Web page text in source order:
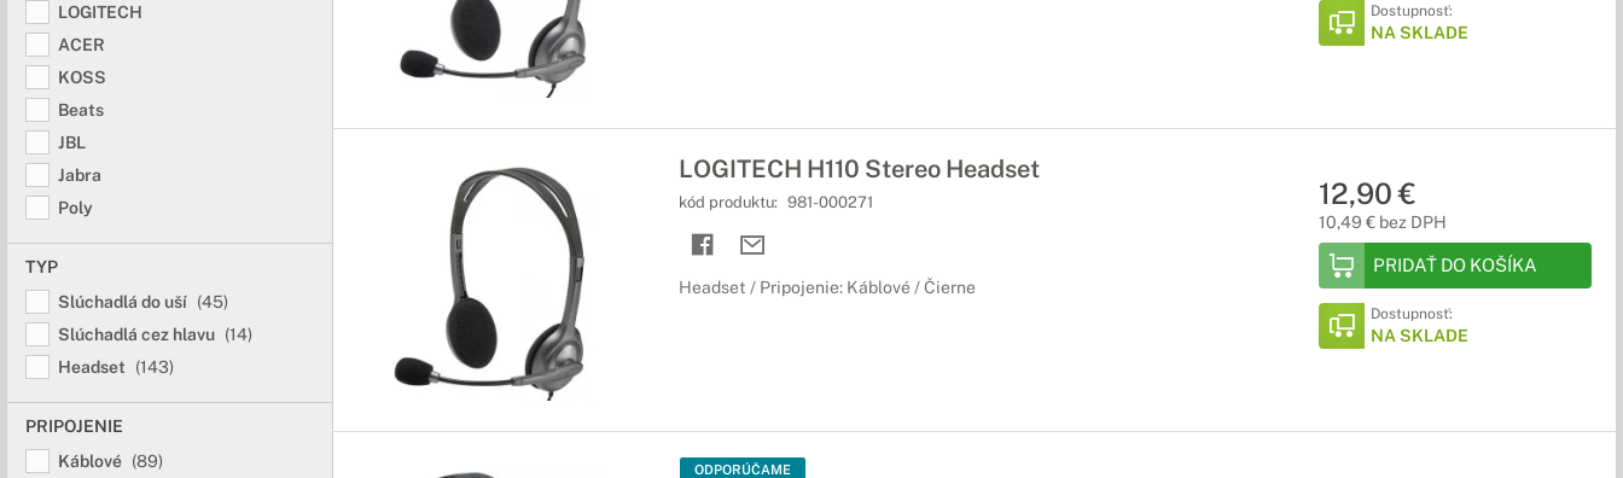
Vyberte si z bohatej ponuky slúchadiel do uší, ktoré Vám poskytnú čistý a ohromujúci zvuk, a pritom Vám zaberú minimálny priestor pri prenášaní.
Herné slúchadlá sú prispôsobené na to, aby splnili podmienky každého hráča. Komunikujte so spoluhráčmi a vychutnávajte si plný a čistý zvuk pri Vašich
LOGITECH
ACER
KOSS
Beats
JBL
Jabra
Poly
TYP
Slúchadlá do uší (45)
Slúchadlá cez hlavu (14)
Headset
(143)
PRIPOJENIE
Káblové (89)
Dostupnosť:
NA SKLADE
LOGITECH H110 Stereo Headset
kód produktu: 981-000271
Headset / Pripojenie: Káblové / Čierne
12,90 €
10,49 € bez DPH
PRIDAŤ DO KOŠÍKA
Dostupnosť:
NA SKLADE
ODPORÚČAME